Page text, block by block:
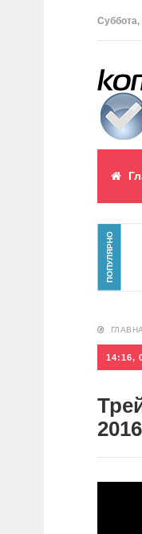
Суббота,
ПОПУЛЯРНО
14:16,
2016